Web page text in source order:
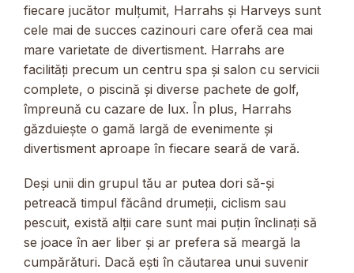
fiecare jucător mulțumit, Harrahs și Harveys sunt
cele mai de succes cazinouri care oferă cea mai
mare varietate de divertisment. Harrahs are
facilități precum un centru spa și salon cu servicii
complete, o piscină și diverse pachete de golf,
împreună cu cazare de lux. În plus, Harrahs
găzduiește o gamă largă de evenimente și
divertisment aproape în fiecare seară de vară.
Deși unii din grupul tău ar putea dori să-și
petreacă timpul făcând drumeții, ciclism sau
pescuit, există alții care sunt mai puțin înclinați să
se joace în aer liber și ar prefera să meargă la
cumpărături. Dacă ești în căutarea unui suvenir